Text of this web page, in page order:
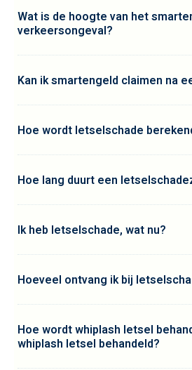
Wat is de hoogte van het
verkeersongeval?
Kan ik smartengeld claimen na
Hoe wordt letselschade
Hoe lang duurt een
Ik heb letselschade, wat nu?
Hoeveel ontvang ik bij
Hoe wordt whiplash letsel
whiplash letsel behandeld?